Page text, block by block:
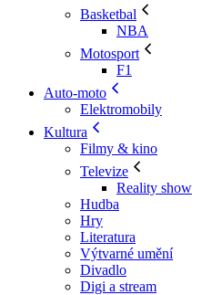
Basketbal
NBA
Motosport
F1
Auto-moto
Elektromobily
Kultura
Filmy & kino
Televize
Reality show
Hudba
Hry
Literatura
Výtvarné umění
Divadlo
Digi a stream